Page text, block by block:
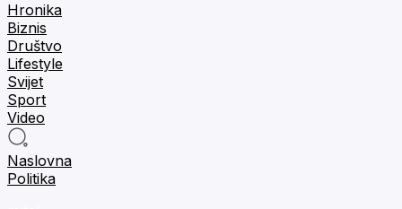
Hronika
Biznis
Društvo
Lifestyle
Svijet
Sport
Video
Naslovna
Politika